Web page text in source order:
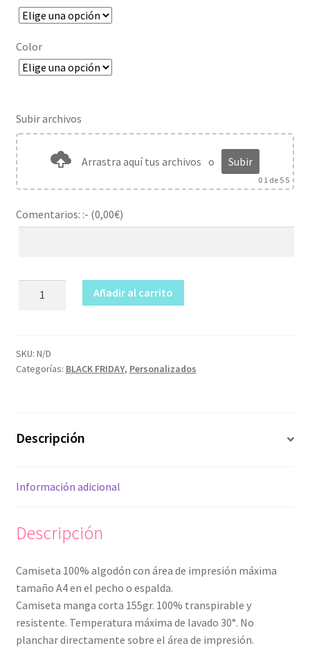
Color
Subir archivos
Arrastra aquí tus archivos o Subir
0 1 de 5 5
Comentarios: :- (0,00€)
Camiseta
personalizada
Añadir al carrito
SKU: N/D
Categorías: BLACK FRIDAY, Personalizados
Descripción
Información adicional
Descripción
Camiseta 100% algodón con área de impresión máxima
tamaño A4 en el pecho o espalda.
Camiseta manga corta 155gr. 100% transpirable y
resistente. Temperatura máxima de lavado 30°. No
planchar directamente sobre el área de impresión.